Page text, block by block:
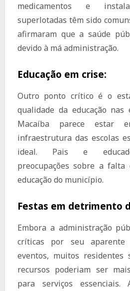
medicamentos e
superlotadas têm sido
afirmaram que a saúde
devido à má administração.
Educação em crise:
Outro ponto crítico é o
qualidade da educação nas
Macaíba parece estar
infraestrutura das escolas
ideal. Pais e
preocupações sobre a
educação do município.
Festas em detrimento
Embora a administração
críticas por seu
eventos, muitos residentes
recursos poderiam ser
para serviços essenciais.